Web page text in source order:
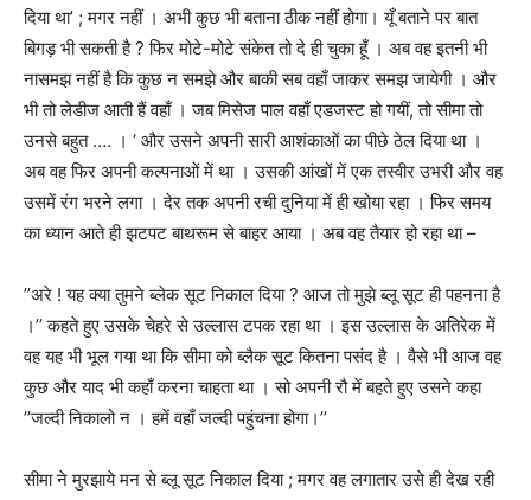
दिया था’ ; मगर नहीं । अभी कुछ भी बताना ठीक नहीं होगा। यूँ बताने पर बात
बिगड़ भी सकती है?फिर मोटे-मोटे संकेत तो दे ही चुका हूँ । अब वह इतनी भी
नासमझ नहीं है कि कुछ न समझे और बाकी सब वहाँ जाकर समझ जायेगी । और
भी तो लेडीज आती हैं वहाँ । जब मिसेज पाल वहाँ एडजस्ट हो गयीं, तो सीमा तो
उनसे बहुत …. । ‘ और उसने अपनी सारी आशंकाओं का पीछे ठेल दिया था ।
अब वह फिर अपनी कल्पनाओं में था । उसकी आंखों में एक तस्वीर उभरी और वह
उसमें रंग भरने लगा । देर तक अपनी रची दुनिया में ही खोया रहा । फिर समय
का ध्यान आते ही झटपट बाथरूम से बाहर आया । अब वह तैयार हो रहा था –
’’अरे ! यह क्या तुमने ब्लेक सूट निकाल दिया? आज तो मुझे ब्लू सूट ही पहनना है
।’’कहते हुए उसके चेहरे से उल्लास टपक रहा था । इस उल्लास के अतिरेक में
वह यह भी भूल गया था कि सीमा को ब्लैक सूट कितना पसंद है । वैसे भी आज वह
कुछ और याद भी कहाँ करना चाहता था । सो अपनी रौ में बहते हुए उसने कहा
’’जल्दी निकालो न । हमें वहाँ जल्दी पहुंचना होगा।’’
सीमा ने मुरझाये मन से ब्लू सूट निकाल दिया ; मगर वह लगातार उसे ही देख रही